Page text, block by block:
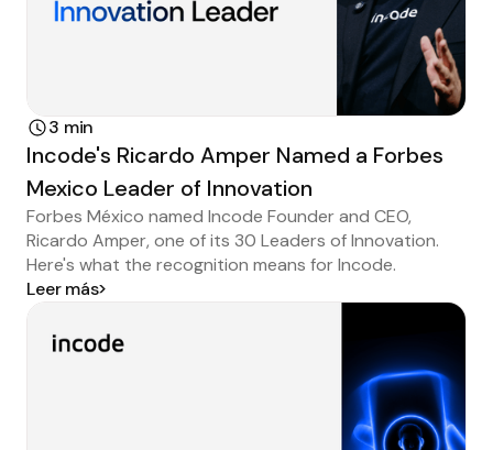
3 min
Incode's Ricardo Amper Named a Forbes
Mexico Leader of Innovation
Forbes México named Incode Founder and CEO,
Ricardo Amper, one of its 30 Leaders of Innovation.
Here's what the recognition means for Incode.
Leer más